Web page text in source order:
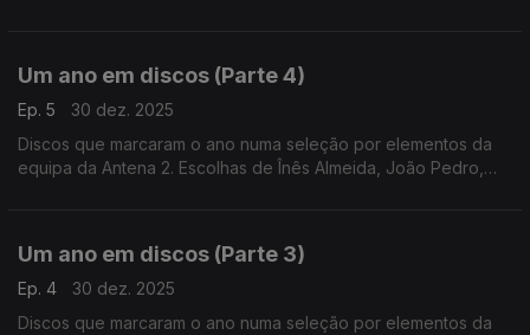
Um ano em discos (Parte 4)
Ep. 5
30 dez. 2025
Discos que marcaram o ano numa seleção por elementos da
equipa da Antena 2. Escolhas de Înês Almeida, João Pedro,
Um ano em discos (Parte 3)
Ep. 4
30 dez. 2025
Discos que marcaram o ano numa seleção por elementos da